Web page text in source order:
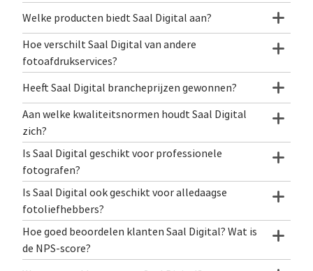
Welke producten biedt Saal Digital aan?
Hoe verschilt Saal Digital van andere
fotoafdrukservices?
Heeft Saal Digital brancheprijzen gewonnen?
Aan welke kwaliteitsnormen houdt Saal Digital
zich?
Is Saal Digital geschikt voor professionele
fotografen?
Is Saal Digital ook geschikt voor alledaagse
fotoliefhebbers?
Hoe goed beoordelen klanten Saal Digital? Wat is
de NPS‑score?